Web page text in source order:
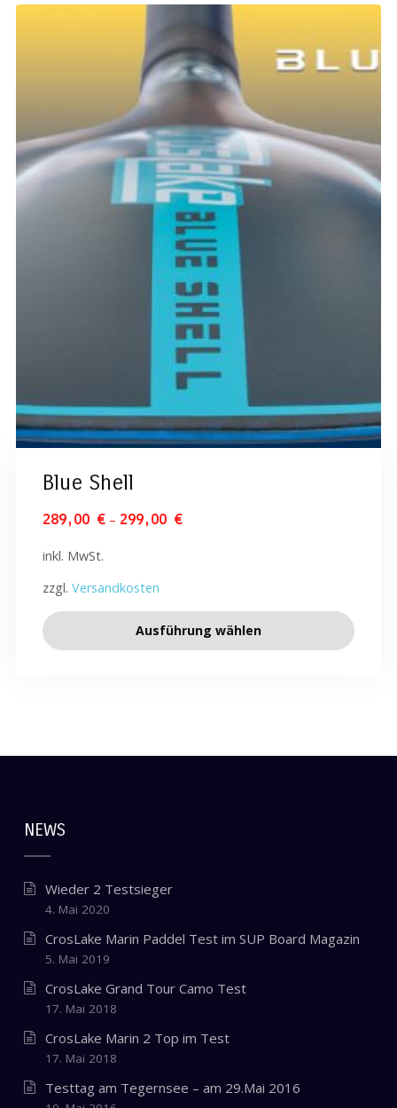
Blue Shell
289,00 €– 299,00 €
inkl. MwSt.
zzgl. Versandkosten
Ausführung wählen
NEWS
Wieder 2 Testsieger
4. Mai 2020
CrosLake Marin Paddel Test im SUP Board Magazin
5. Mai 2019
CrosLake Grand Tour Camo Test
17. Mai 2018
CrosLake Marin 2 Top im Test
17. Mai 2018
Testtag am Tegernsee – am 29.Mai 2016